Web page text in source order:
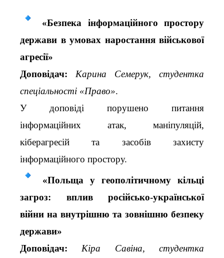
«Безпека інформаційного простору
держави в умовах наростання військової
агресії»
Доповідач:
Карина Семерук, студентка
спеціальності «Право».
У доповіді порушено питання
інформаційних атак, маніпуляцій,
кіберагресій та засобів захисту
інформаційного простору.
«Польща у геополітичному кільці
загроз: вплив російсько-української
війни на внутрішню та зовнішню безпеку
держави»
Доповідач:
Кіра Савіна, студентка